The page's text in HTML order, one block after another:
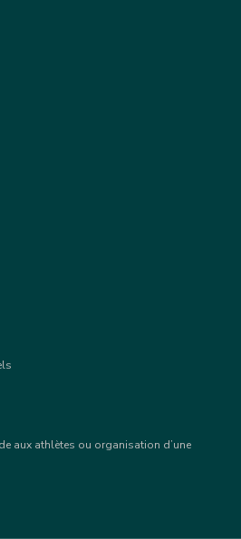
aux athlètes ou organisation d’une